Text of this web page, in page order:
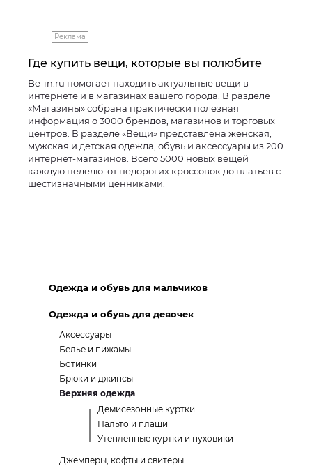
Реклама
Где купить вещи, которые вы полюбите
Be-in.ru помогает находить актуальные вещи в
интернете и в магазинах вашего города. В разделе
«Магазины» собрана практически полезная
информация о 3000 брендов, магазинов и торговых
центров. В разделе «Вещи» представлена женская,
мужская и детская одежда, обувь и аксессуары из 200
интернет-магазинов. Всего 5000 новых вещей
каждую неделю: от недорогих кроссовок до платьев с
шестизначными ценниками.
Одежда и обувь для мальчиков
Одежда и обувь для девочек
Аксессуары
Белье и пижамы
Ботинки
Брюки и джинсы
Верхняя одежда
Демисезонные куртки
Пальто и плащи
Утепленные куртки и пуховики
Джемперы, кофты и свитеры